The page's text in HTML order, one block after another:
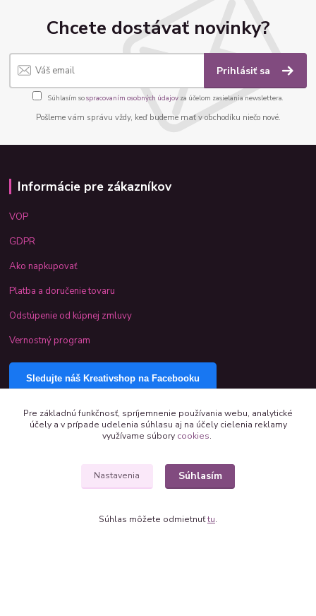
Chcete dostávať novinky?
Prihlásiť sa
Súhlasím sospracovaním osobných údajov za účelom zasielania newslettera.
Pošleme vám správu vždy, keď budeme mať v obchodíku niečo nové.
Informácie pre zákazníkov
VOP
GDPR
Ako napkupovať
Platba a doručenie tovaru
Odstúpenie od kúpnej zmluvy
Vernostný program
Sledujte náš Kreativshop na Facebooku
Pre základnú funkčnosť, spríjemnenie používania webu, analytické
účely a v prípade udelenia súhlasu aj na účely cielenia reklamy
využívame súbory cookies.
Nastavenia Súhlasím
Súhlas môžete odmietnuťtu.